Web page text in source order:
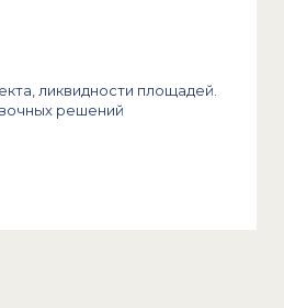
ликвидности площадей.
решений